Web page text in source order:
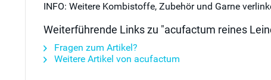
INFO: Weitere Kombistoffe, Zubehör und Garne
Weiterführende Links zu "acufactum reines
Fragen zum Artikel?
Weitere Artikel von acufactum